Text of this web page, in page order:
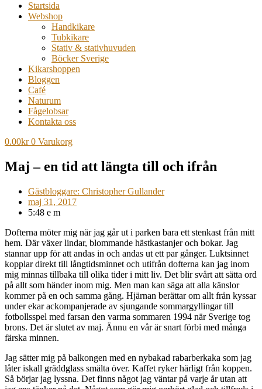
Startsida
Webshop
Handkikare
Tubkikare
Stativ & stativhuvuden
Böcker Sverige
Kikarshoppen
Bloggen
Café
Naturum
Fågelobsar
Kontakta oss
0.00kr 0 Varukorg
Maj – en tid att längta till och ifrån
Gästbloggare: Christopher Gullander
maj 31, 2017
5:48 e m
Dofterna möter mig när jag går ut i parken bara ett stenkast från mitt
hem. Där växer lindar, blommande hästkastanjer och bokar. Jag
stannar upp för att andas in och andas ut ett par gånger. Luktsinnet
kopplar direkt till långtidsminnet och utifrån dofterna kan jag inom
mig minnas tillbaka till olika tider i mitt liv. Det blir svårt att sätta ord
på allt som händer inom mig. Men man kan säga att alla känslor
kommer på en och samma gång. Hjärnan berättar om allt från kyssar
under ekar ackompanjerade av sjungande sommargyllingar till
fotbollsspel med farsan den varma sommaren 1994 när Sverige tog
brons. Det är slutet av maj. Ännu en vår är snart förbi med många
färska minnen.
Jag sätter mig på balkongen med en nybakad rabarberkaka som jag
låter iskall gräddglass smälta över. Kaffet ryker härligt från koppen.
Så börjar jag lyssna. Det finns något jag väntar på varje år utan att